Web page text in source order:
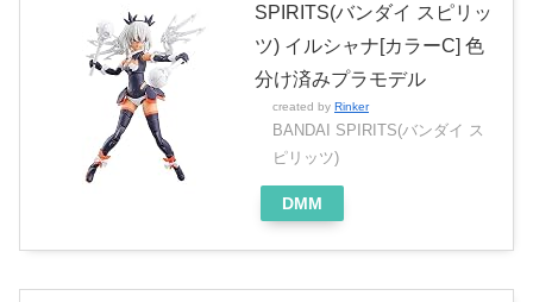
SPIRITS(バンダイ スピリッ
ツ) イルシャナ[カラーC] 色
分け済みプラモデル
created by Rinker
BANDAI SPIRITS(バンダイ ス
ピリッツ)
DMM